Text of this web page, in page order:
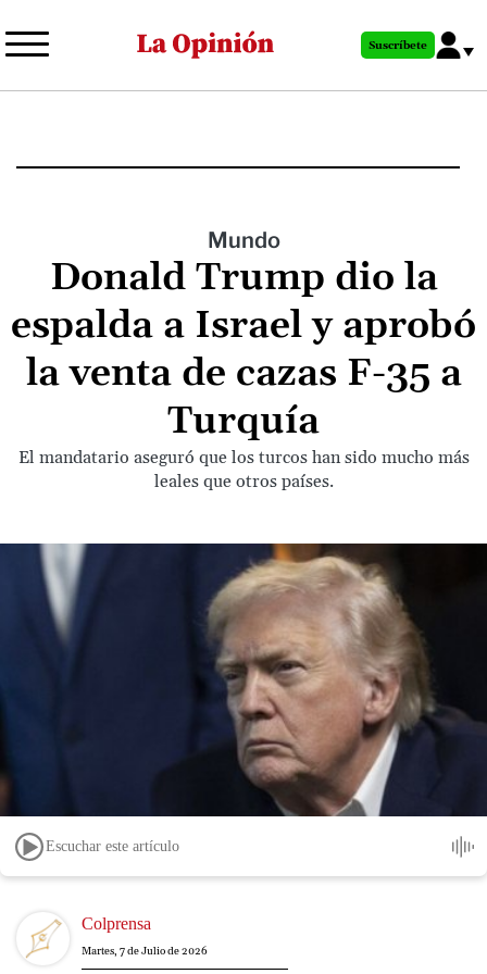
al
principal
Suscríbete
Mundo
Donald Trump dio la
espalda a Israel y aprobó
la venta de cazas F-35 a
Turquía
El mandatario aseguró que los turcos han sido mucho más
leales que otros países.
Escuchar este artículo
Image Colprensa
Martes, 7 de Julio de 2026